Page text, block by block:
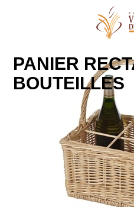
PANIER
BOUTEILLES